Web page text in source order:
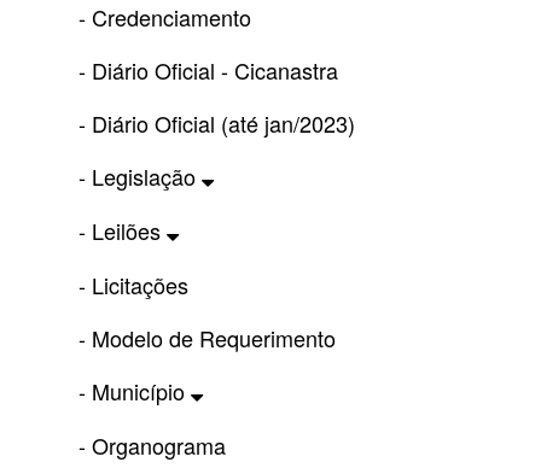
- Credenciamento
- Diário Oficial - Cicanastra
- Diário Oficial (até jan/2023)
- Legislação
- Leilões
- Licitações
- Modelo de Requerimento
- Município
- Organograma